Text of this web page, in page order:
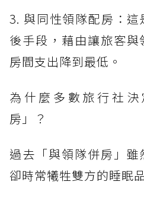
3. 與同性領隊配房：
後手段，藉由讓旅客
房間支出降到最低。
為什麼多數旅行社
房」？
過去「與領隊併房」雖
卻時常犧牲雙方的睡眠